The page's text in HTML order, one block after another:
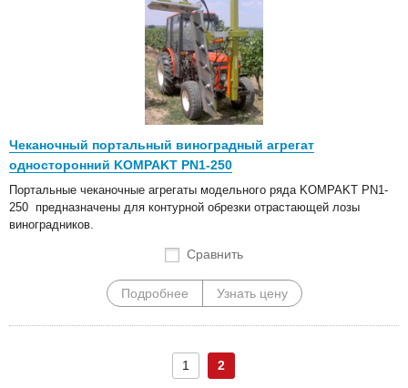
Чеканочный портальный виноградный агрегат
односторонний KOMPAKT PN1-250
Портальные чеканочные агрегаты модельного ряда KOMPAKT PN1-
250 предназначены для контурной обрезки отрастающей лозы
виноградников.
Сравнить
Подробнее Узнать цену
1 2